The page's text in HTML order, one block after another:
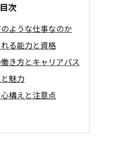
目次
ような仕事なのか
る能力と資格
き方とキャリアパス
魅力
構えと注意点